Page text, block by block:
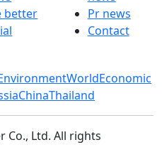
better
Pr news
Contact
WorldEconomic
ChinaThailand
Co., Ltd. All rights